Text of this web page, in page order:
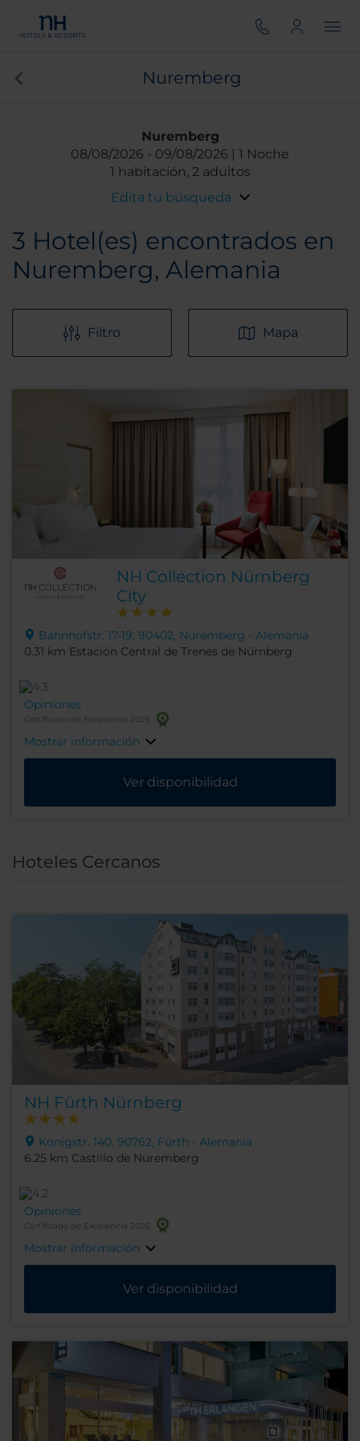
Nuremberg
Nuremberg
08/08/2026
09/08/2026
1 Noche
1 habitación, 2 adultos
Edita tu búsqueda
3 Hotel(es) encontrados en
Nuremberg, Alemania
Filtro Mapa
NH Collection Nürnberg
City
Bahnhofstr. 17-19, 90402, Nuremberg - Alemania
0.31 km Estación Central de Trenes de Nürnberg
Opiniones
Certificado de Excelencia 2025
Mostrar información
Ver disponibilidad
Hoteles Cercanos
NH Fürth Nürnberg
Königstr. 140, 90762, Fürth - Alemania
6.25 km Castillo de Nuremberg
Opiniones
Certificado de Excelencia 2025
Mostrar información
Ver disponibilidad